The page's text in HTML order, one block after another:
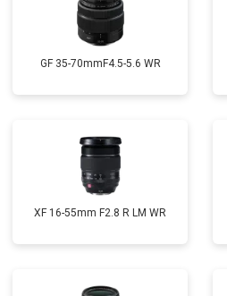
GF 35-70mmF4.5-5.6 WR
XF 16-55mm F2.8 R LM WR